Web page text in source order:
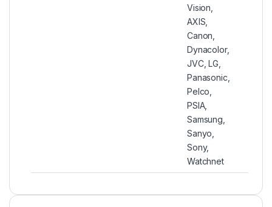
Vision,
AXIS,
Canon,
Dynacolor,
JVC, LG,
Panasonic,
Pelco,
PSIA,
Samsung,
Sanyo,
Sony,
Watchnet